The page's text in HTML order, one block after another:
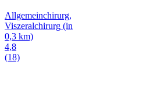
Allgemeinchirurg,
Viszeralchirurg (in
0,3 km)
4,8
(18)